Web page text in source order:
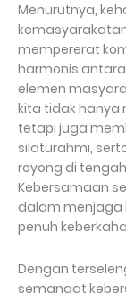
Menurutnya,
mempererat
harmonis
elemen
kita tidak hanya
tetapi juga
silaturahmi,
royong di
Kebersamaan
dalam menjaga
penuh
Dengan
semangat